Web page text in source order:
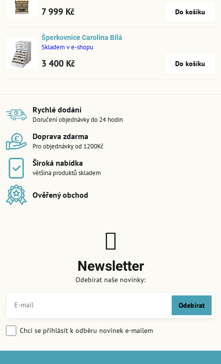
7 999 Kč Do košíku
Šperkovnice Carolina Bílá
Skladem v e-shopu
3 400 Kč Do košíku
Rychlé dodání
Doručení objednávky do 24 hodin
Doprava zdarma
Pro objednávky od 1200Kč
Široká nabídka
většina produktů skladem
Ověřený obchod
Newsletter
Odebírat naše novinky:
Odebírat
Chci se přihlásit k odběru novinek e-mailem